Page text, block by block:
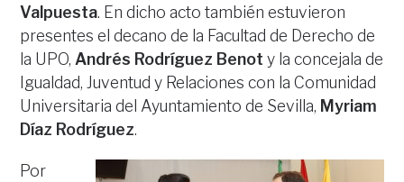
Valpuesta. En dicho acto también estuvieron
presentes el decano de la Facultad de Derecho de
la UPO, Andrés Rodríguez Benot y la concejala de
Igualdad, Juventud y Relaciones con la Comunidad
Universitaria del Ayuntamiento de Sevilla, Myriam
Díaz Rodríguez.
Por